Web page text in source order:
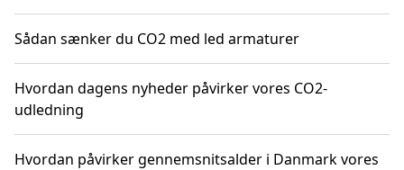
Sådan sænker du CO2 med led armaturer
Hvordan dagens nyheder påvirker vores CO2-
udledning
Hvordan påvirker gennemsnitsalder i Danmark vores